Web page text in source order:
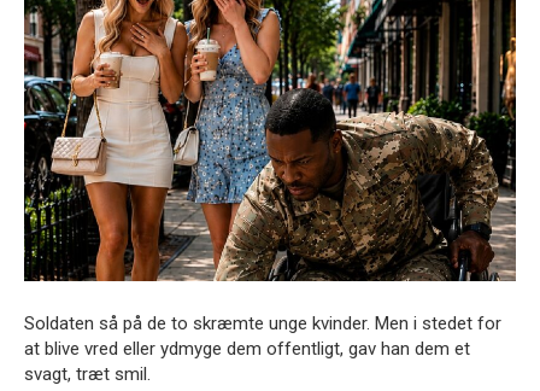
Soldaten så på de to skræmte unge kvinder. Men i stedet for
at blive vred eller ydmyge dem offentligt, gav han dem et
svagt, træt smil.